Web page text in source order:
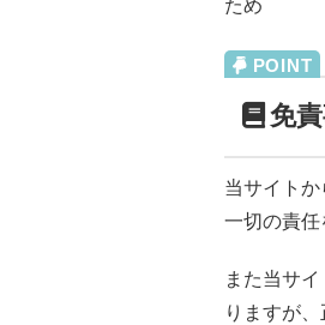
ため
免
当サイト
一切の責任
また当サ
りますが